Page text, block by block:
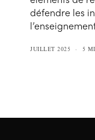
défendre les
JUILLET 2025 5